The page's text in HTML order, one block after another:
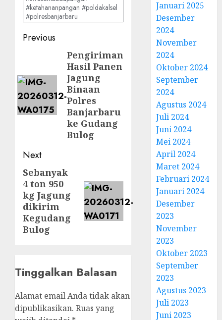
#ketahananpangan #poldakalsel
#polresbanjarbaru
Post
navigation
Previous
Pengiriman
Hasil Panen
Jagung
Binaan
Polres
Banjarbaru
ke Gudang
Bulog
Next
Next
post:
Sebanyak
4 ton 950
kg Jagung
dikirim
Kegudang
Bulog
Tinggalkan Balasan
Alamat email Anda tidak akan
dipublikasikan. Ruas yang
Januari 2025
Desember
2024
November
2024
Oktober 2024
September
2024
Agustus 2024
Juli 2024
Juni 2024
Mei 2024
April 2024
Maret 2024
Februari 2024
Januari 2024
Desember
2023
November
2023
Oktober 2023
September
2023
Agustus 2023
Juli 2023
Juni 2023